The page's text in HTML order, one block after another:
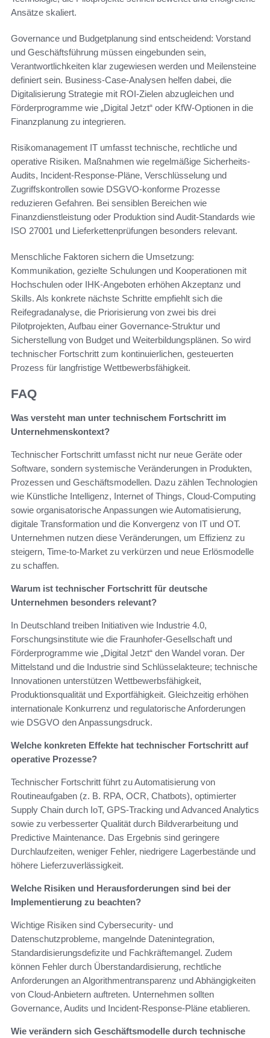
Ansätze skaliert.
Governance und Budgetplanung sind entscheidend: Vorstand
und Geschäftsführung müssen eingebunden sein,
Verantwortlichkeiten klar zugewiesen werden und Meilensteine
definiert sein. Business-Case-Analysen helfen dabei, die
Digitalisierung Strategie mit ROI-Zielen abzugleichen und
Förderprogramme wie „Digital Jetzt“ oder KfW-Optionen in die
Finanzplanung zu integrieren.
Risikomanagement IT umfasst technische, rechtliche und
operative Risiken. Maßnahmen wie regelmäßige Sicherheits-
Audits, Incident-Response-Pläne, Verschlüsselung und
Zugriffskontrollen sowie DSGVO-konforme Prozesse
reduzieren Gefahren. Bei sensiblen Bereichen wie
Finanzdienstleistung oder Produktion sind Audit-Standards wie
ISO 27001 und Lieferkettenprüfungen besonders relevant.
Menschliche Faktoren sichern die Umsetzung:
Kommunikation, gezielte Schulungen und Kooperationen mit
Hochschulen oder IHK-Angeboten erhöhen Akzeptanz und
Skills. Als konkrete nächste Schritte empfiehlt sich die
Reifegradanalyse, die Priorisierung von zwei bis drei
Pilotprojekten, Aufbau einer Governance-Struktur und
Sicherstellung von Budget und Weiterbildungsplänen. So wird
technischer Fortschritt zum kontinuierlichen, gesteuerten
Prozess für langfristige Wettbewerbsfähigkeit.
FAQ
Was versteht man unter technischem Fortschritt im
Unternehmenskontext?
Technischer Fortschritt umfasst nicht nur neue Geräte oder
Software, sondern systemische Veränderungen in Produkten,
Prozessen und Geschäftsmodellen. Dazu zählen Technologien
wie Künstliche Intelligenz, Internet of Things, Cloud-Computing
sowie organisatorische Anpassungen wie Automatisierung,
digitale Transformation und die Konvergenz von IT und OT.
Unternehmen nutzen diese Veränderungen, um Effizienz zu
steigern, Time-to-Market zu verkürzen und neue Erlösmodelle
zu schaffen.
Warum ist technischer Fortschritt für deutsche
Unternehmen besonders relevant?
In Deutschland treiben Initiativen wie Industrie 4.0,
Forschungsinstitute wie die Fraunhofer-Gesellschaft und
Förderprogramme wie „Digital Jetzt“ den Wandel voran. Der
Mittelstand und die Industrie sind Schlüsselakteure; technische
Innovationen unterstützen Wettbewerbsfähigkeit,
Produktionsqualität und Exportfähigkeit. Gleichzeitig erhöhen
internationale Konkurrenz und regulatorische Anforderungen
wie DSGVO den Anpassungsdruck.
Welche konkreten Effekte hat technischer Fortschritt auf
operative Prozesse?
Technischer Fortschritt führt zu Automatisierung von
Routineaufgaben (z. B. RPA, OCR, Chatbots), optimierter
Supply Chain durch IoT, GPS-Tracking und Advanced Analytics
sowie zu verbesserter Qualität durch Bildverarbeitung und
Predictive Maintenance. Das Ergebnis sind geringere
Durchlaufzeiten, weniger Fehler, niedrigere Lagerbestände und
höhere Lieferzuverlässigkeit.
Welche Risiken und Herausforderungen sind bei der
Implementierung zu beachten?
Wichtige Risiken sind Cybersecurity- und
Datenschutzprobleme, mangelnde Datenintegration,
Standardisierungsdefizite und Fachkräftemangel. Zudem
können Fehler durch Überstandardisierung, rechtliche
Anforderungen an Algorithmentransparenz und Abhängigkeiten
von Cloud-Anbietern auftreten. Unternehmen sollten
Governance, Audits und Incident-Response-Pläne etablieren.
Wie verändern sich Geschäftsmodelle durch technische